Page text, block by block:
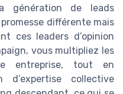
génération de leads
différente mais
ces leaders d’opinion
vous multipliez les
entreprise, tout en
d’expertise collective